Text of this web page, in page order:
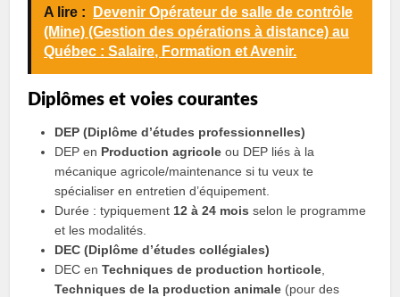
A lire :
Devenir Opérateur de salle de contrôle
(Mine) (Gestion des opérations à distance) au
Québec : Salaire, Formation et Avenir.
Diplômes et voies courantes
DEP (Diplôme d’études professionnelles)
DEP en Production agricole ou DEP liés à la
mécanique agricole/maintenance si tu veux te
spécialiser en entretien d’équipement.
Durée : typiquement 12 à 24 mois selon le programme
et les modalités.
DEC (Diplôme d’études collégiales)
DEC enTechniques de production horticole
Techniques de la production animale (pour des